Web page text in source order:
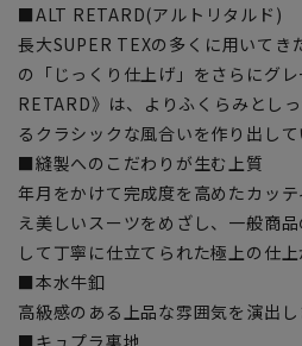
■ALT RETARD(アルトリタルド)
長大SUPER TEXの多くに用いてき
の「じっくり仕上げ」をさらにグ
RETARD》は、よりふくらみとし
るクラシックな風合いを作り出して
■縫製へのこだわりが生む上質
年月をかけて完成度を高めたカッ
え美しいスーツをめざし、一般商
して丁寧に仕立てられた極上の仕上
■本水牛釦
高級感のある上品な雰囲気を演出し
■キュプラ裏地